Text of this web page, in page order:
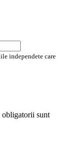
independete care
obligatorii sunt